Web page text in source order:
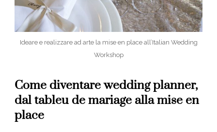
Ideare e realizzare ad arte la mise en place all’Italian Wedding
Workshop
Come diventare wedding planner,
dal tableu de mariage alla mise en
place